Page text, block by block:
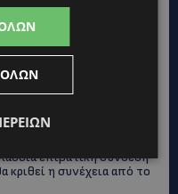
έρευνα
επιβατική σύνδεση
η συνέχεια από το